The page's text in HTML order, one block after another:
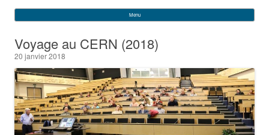
VEGARechercher :
Menu
Skip to content
Voyage au CERN (2018)
20 janvier 2018